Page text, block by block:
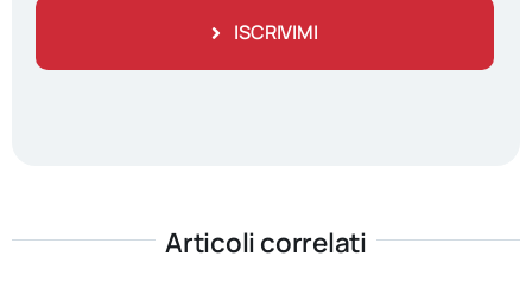
ISCRIVIMI
Articoli correlati